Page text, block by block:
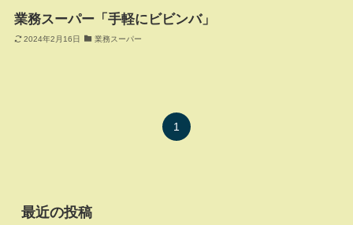
業務スーパー「手軽にビビンバ」
2024年2月16日 業務スーパー
1
最近の投稿